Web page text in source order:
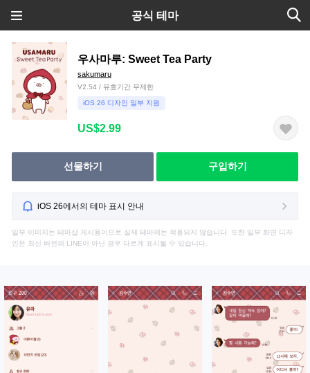
공식 테마
우사마루: Sweet Tea Party
sakumaru
V2.54 / 유효기간 무제한
iOS 26 디자인 일부 지원
US$2.99
선물하기 구입하기
iOS 26에서의 테마 표시 안내
일부 이미지는 테마샵 게시용이므로 실제 테마에는 적용되지 않습니다. 또한 일부 화면 디자
인은 최신 버전의 LINE이 아닌 경우 다르게 표시될 수 있습니다.